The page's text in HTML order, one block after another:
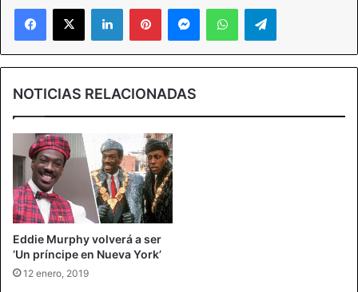
Facebook
X LinkedInPinterestMessengerWhatsAppTelegram
NOTICIAS RELACIONADAS
Eddie Murphy volverá a ser
‘Un príncipe en Nueva York’
12 enero, 2019